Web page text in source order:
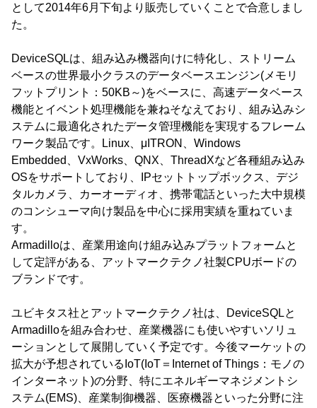
として2014年6月下旬より販売していくことで合意しまし
た。
DeviceSQLは、組み込み機器向けに特化し、ストリーム
ベースの世界最小クラスのデータベースエンジン(メモリ
フットプリント：50KB～)をベースに、高速データベース
機能とイベント処理機能を兼ねそなえており、組み込みシ
ステムに最適化されたデータ管理機能を実現するフレーム
ワーク製品です。Linux、μITRON、Windows
Embedded、VxWorks、QNX、ThreadXなど各種組み込み
OSをサポートしており、IPセットトップボックス、デジ
タルカメラ、カーオーディオ、携帯電話といった大中規模
のコンシューマ向け製品を中心に採用実績を重ねていま
す。
Armadilloは、産業用途向け組み込みプラットフォームと
して定評がある、アットマークテクノ社製CPUボードの
ブランドです。
ユビキタス社とアットマークテクノ社は、DeviceSQLと
Armadilloを組み合わせ、産業機器にも使いやすいソリュ
ーションとして展開していく予定です。今後マーケットの
拡大が予想されているIoT(IoT＝Internet of Things：モノの
インターネット)の分野、特にエネルギーマネジメントシ
ステム(EMS)、産業制御機器、医療機器といった分野に注